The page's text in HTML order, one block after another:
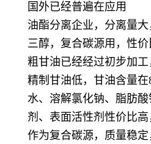
国外已经普遍在应用
油酯分离企业，分离量
三醇，复合碳源用，性价
粗甘油已经经过初步加
精制甘油低，甘油含量
水、溶解氯化钠、脂肪
剂、表面活性剂性价比高
作为复合碳源，质量稳